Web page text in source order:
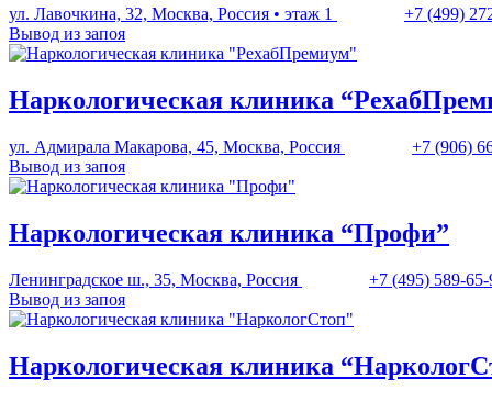
ул. Лавочкина, 32, Москва, Россия • этаж 1
+7 (499)
Вывод из запоя
Наркологическая клиника
ул. Адмирала Макарова, 45, Москва, Россия
+7 (906)
Вывод из запоя
Наркологическая клиника “Профи”
Ленинградское ш., 35, Москва, Россия
+7 (495) 589-65-
Вывод из запоя
Наркологическая клиника